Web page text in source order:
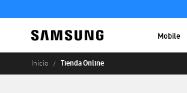
Mobile
Inicio Tienda Online